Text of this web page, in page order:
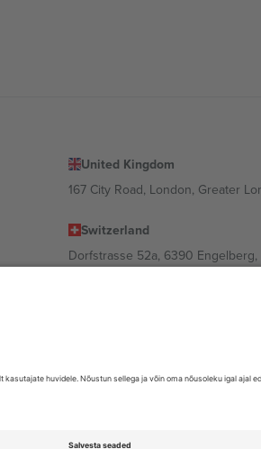
United Kingdom
167 City Road, London, Greater
Switzerland
Dorfstrasse 52a, 6390
Mexico